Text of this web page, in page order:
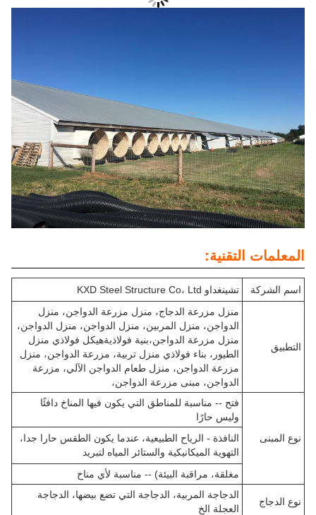
المعلمات التقنية:
اسم الشركة تشينغداو KXD Steel Structure Co، Ltd
التطبيق
منزل مزرعة الدجاج، منزل مزرعة الدواجن، منزل
الدواجن، منزل المربين، منزل الدواجن، منزل الدواجن،
منزل مزرعة الدواجن،بنية فولاذيةهيكل فولاذي منزل
الطيور، بناء فولاذي منزل تربية، مزرعة الدواجن، منزل
مزرعة الدواجن، منزل طعام الدواجن الآلي، مزرعة
الدواجن، مبنى مزرعة الدواجن،
نوع المبنى
فتح -- مناسبة للمناطق التي يكون فيها المناخ دافئًا
وليس حارًا
النافذة - الرياح الطبيعية، عندما يكون الطقس حارا جدا،
التهوية الميكانيكية والستائر المياه لتبريد
مغلقة، مراقبة البيئة) -- مناسبة لأي مناخ
نوع الدجاج
الدجاجة المربية، الدجاجة التي تضع بيضها، الدجاجة
العجلة الخ